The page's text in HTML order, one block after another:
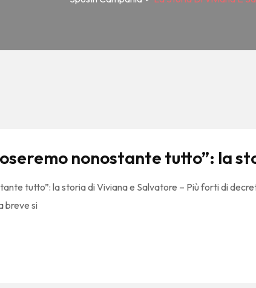
nonostante tutto”: la
tutto”: la storia di Viviana e Salvatore – Più forti di
breve si